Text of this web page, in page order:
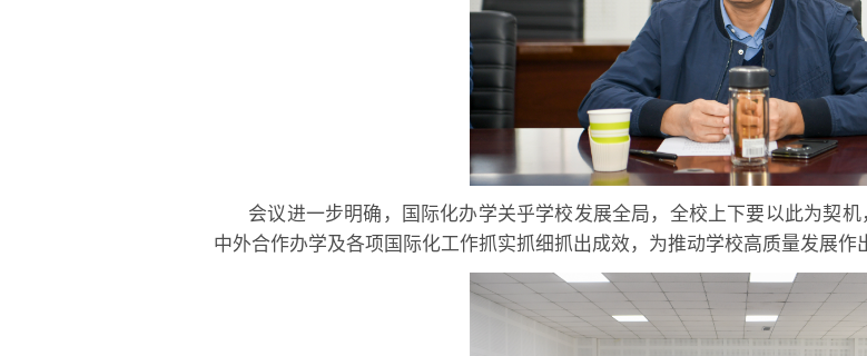
会议进一步明确，国际化办学关乎学校发展全局，全校上下要以此为契
中外合作办学及各项国际化工作抓实抓细抓出成效，为推动学校高质量发展作